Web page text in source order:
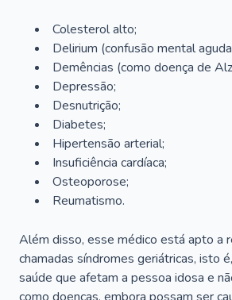
Colesterol alto;
Delirium (confusão mental
Demências (como doença de
Depressão;
Desnutrição;
Diabetes;
Hipertensão arterial;
Insuficiência cardíaca;
Osteoporose;
Reumatismo.
Além disso, esse médico está apto a
chamadas síndromes geriátricas, isto
saúde que afetam a pessoa idosa e